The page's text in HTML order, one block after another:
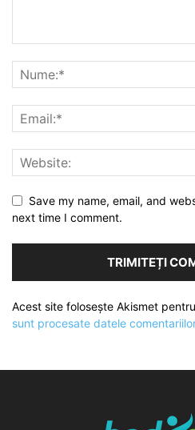
Save my name, email, and
next time I comment.
Acest site folosește Akismet
sunt procesate datele